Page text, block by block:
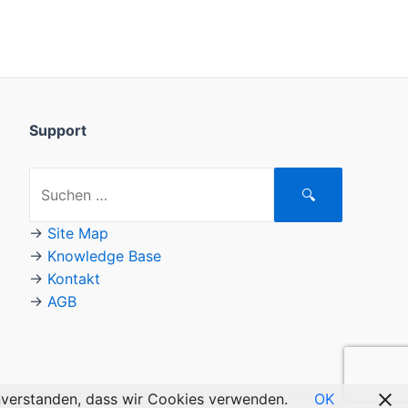
Support
nach:
🔍
→ Site Map
→ Knowledge Base
→ Kontakt
→ AGB
dass wir Cookies verwenden. OK